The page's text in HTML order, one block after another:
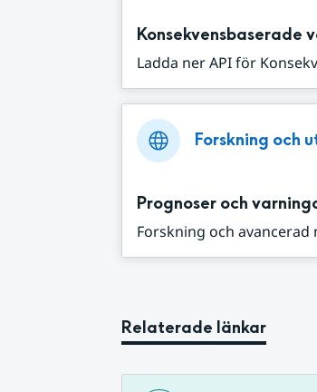
Konsekvensbaserade
Ladda ner API för
Forskning och
Prognoser och
Forskning och
Relaterade länkar